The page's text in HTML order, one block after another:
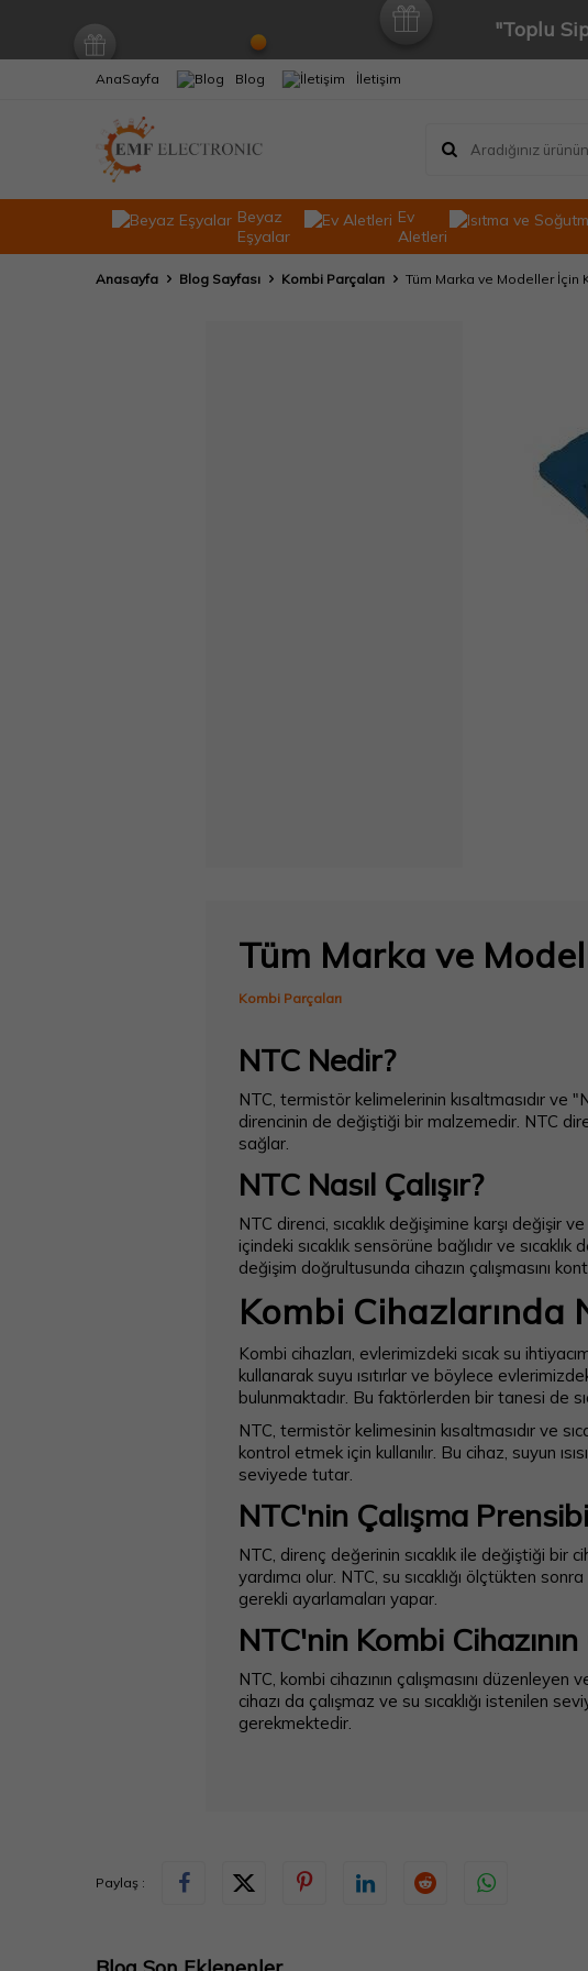
"Toplu
AnaSayfa Blog İletişim
Beyaz
Eşyalar
Ev
Aletleri
Anasayfa Blog Sayfası Kombi Parçaları
Tüm Marka ve Modeller İçin
Tüm Marka ve
Kombi Parçaları
NTC Nedir?
NTC, termistör kelimelerinin kısaltmasıdır ve
direncinin de değiştiği bir malzemedir. NTC
sağlar.
NTC Nasıl Çalışır?
NTC direnci, sıcaklık değişimine karşı değişir
içindeki sıcaklık sensörüne bağlıdır ve
değişim doğrultusunda cihazın çalışmasını
Kombi Cihazlarında
Kombi cihazları, evlerimizdeki sıcak su
kullanarak suyu ısıtırlar ve böylece
bulunmaktadır. Bu faktörlerden bir tanesi de
NTC, termistör kelimesinin kısaltmasıdır ve
kontrol etmek için kullanılır. Bu cihaz, suyun
seviyede tutar.
NTC'nin Çalışma Prensibi
NTC, direnç değerinin sıcaklık ile değiştiği bir
yardımcı olur. NTC, su sıcaklığı ölçtükten
gerekli ayarlamaları yapar.
NTC'nin Kombi
NTC, kombi cihazının çalışmasını
cihazı da çalışmaz ve su sıcaklığı istenilen
gerekmektedir.
Paylaş :